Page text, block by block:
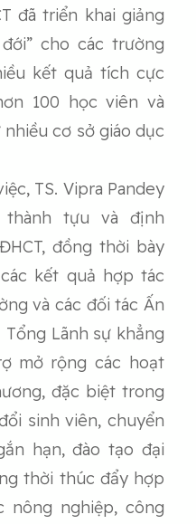
đã triển khai giảng
cho các trường
kết quả tích cực
100 học viên và
cơ sở giáo dục
TS. Vipra Pandey
thành tựu và định
đồng thời bày
kết quả hợp tác
và các đối tác Ấn
Lãnh sự khẳng
mở rộng các hoạt
đặc biệt trong
sinh viên, chuyển
hạn, đào tạo đại
thời thúc đẩy hợp
nghiệp, công